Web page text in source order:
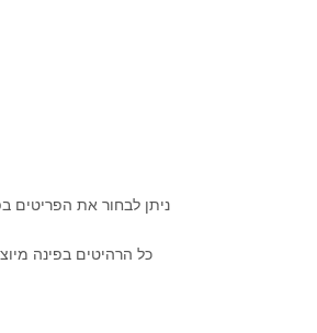
ניתן לבחור את הפריטים